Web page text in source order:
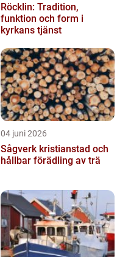
Röcklin: Tradition,
funktion och form i
kyrkans tjänst
04 juni 2026
Sågverk kristianstad och
hållbar förädling av trä